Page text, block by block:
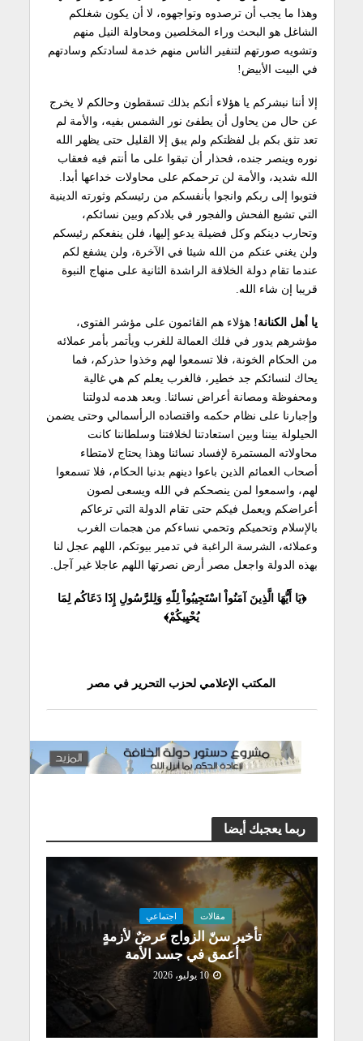
وهذا ما يجب أن ترصدوه وتواجهوه، لا أن يكون شغلكم
الشاغل هو البحث وراء المخلصين ومحاولة النيل منهم
وتشويه صورتهم لتنفير الناس منهم خدمة لسادتكم وسادتهم
في البيت الأبيض!
إلا أننا نبشركم يا هؤلاء أنكم بذلك تسقطون وحالكم لا يخرج
عن حال من يحاول أن يطفئ نور الشمس بفيه، والأمة لم
تعد تثق بكم بل لفظتكم ولم يبق إلا القليل حتى يظهر الله
نوره وينصر جنده، فحذار أن تبقوا على ما أنتم فيه فعقاب
الله شديد، والأمة لن ترحمكم على محاولات خداعها أبدا.
فتوبوا إلى ربكم وانجوا بأنفسكم من رئيسكم وثورته الدينية
التي تشيع الفحش والفجور في بلادكم وبين نسائكم،
وتحارب دينكم وكل فضيلة يدعو إليها، فلن ينفعكم رئيسكم
ولن يغني عنكم من الله شيئا في الآخرة، ولن يشفع لكم
عندما تقام دولة الخلافة الراشدة الثانية على منهاج النبوة
قريبا إن شاء الله.
يا أهل الكنانة! هؤلاء هم القائمون على مؤشر الفتوى،
مؤشرهم يدور في فلك العمالة للغرب ويأتمر بأمر عملائه
من الحكام الخونة، فلا تسمعوا لهم وخذوا حذركم، فما
يحاك لنسائكم جد خطير، فالغرب يعلم كم هي غالية
ومحفوظة ومصانة أعراض نسائنا. وبعد هدمه لدولتنا
وإجبارنا على نظام حكمه واقتصاده الرأسمالي وحتى يضمن
الحيلولة بيننا وبين استعادتنا لخلافتنا وسلطاننا كانت
محاولاته المستمرة لإفساد نسائنا وهذا يحتاج لامتطاء
أصحاب العمائم الذين باعوا دينهم بدنيا الحكام، فلا تسمعوا
لهم، واسمعوا لمن ينصحكم في الله ويسعى لصون
أعراضكم ويعمل فيكم حتى تقام الدولة التي ترعاكم
بالإسلام وتحميكم وتحمي نساءكم من هجمات الغرب
وعملائه، الشرسة الراغبة في تدمير بيوتكم، اللهم عجل لنا
بهذه الدولة واجعل مصر أرض نصرتها اللهم عاجلا غير آجل.
﴿يَا أَيُّهَا الَّذِينَ آمَنُواْ اسْتَجِيبُواْ لِلّهِ وَلِلرَّسُولِ إِذَا دَعَاكُم لِمَا
يُحْيِيكُمْ﴾
المكتب الإعلامي لحزب التحرير في مصر
ربما يعجبك أيضا
مقالات اجتماعي
تأخير سنّ الزواج عرضٌ لأزمةٍ
أعمق في جسد الأمة
10 يوليو، 2026